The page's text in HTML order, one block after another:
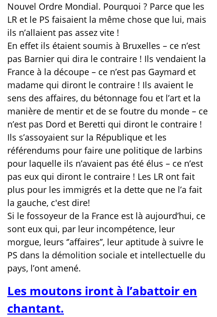
Nouvel Ordre Mondial. Pourquoi ? Parce que les
LR et le PS faisaient la même chose que lui, mais
ils n’allaient pas assez vite !
En effet ils étaient soumis à Bruxelles – ce n’est
pas Barnier qui dira le contraire ! Ils vendaient la
France à la découpe – ce n’est pas Gaymard et
madame qui diront le contraire ! Ils avaient le
sens des affaires, du bétonnage fou et l’art et la
manière de mentir et de se foutre du monde – ce
n’est pas Dord et Beretti qui diront le contraire !
Ils s’assoyaient sur la République et les
référendums pour faire une politique de larbins
pour laquelle ils n’avaient pas été élus – ce n’est
pas eux qui diront le contraire ! Les LR ont fait
plus pour les immigrés et la dette que ne l’a fait
la gauche, c'est dire!
Si le fossoyeur de la France est là aujourd’hui, ce
sont eux qui, par leur incompétence, leur
morgue, leurs ‘’affaires’’, leur aptitude à suivre le
PS dans la démolition sociale et intellectuelle du
pays, l’ont amené.
Les moutons iront à l’abattoir en
chantant.